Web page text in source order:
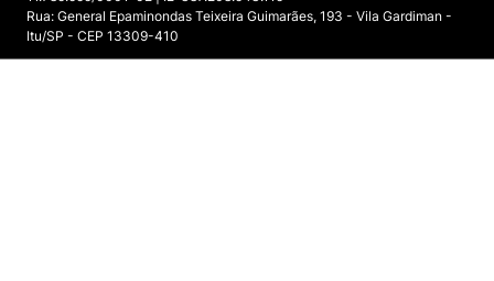
Rua: General Epaminondas Teixeira Guimarães, 193 - Vila Gardiman -
Itu/SP - CEP 13309-410